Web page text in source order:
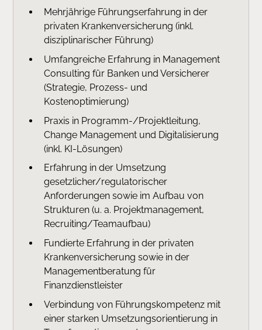
Mehrjährige Führungserfahrung in der
privaten Krankenversicherung (inkl.
disziplinarischer Führung)
Umfangreiche Erfahrung in Management
Consulting für Banken und Versicherer
(Strategie, Prozess- und
Kostenoptimierung)
Praxis in Programm-/Projektleitung,
Change Management und Digitalisierung
(inkl. KI-Lösungen)
Erfahrung in der Umsetzung
gesetzlicher/regulatorischer
Anforderungen sowie im Aufbau von
Strukturen (u. a. Projektmanagement,
Recruiting/Teamaufbau)
Fundierte Erfahrung in der privaten
Krankenversicherung sowie in der
Managementberatung für
Finanzdienstleister
Verbindung von Führungskompetenz mit
einer starken Umsetzungsorientierung in